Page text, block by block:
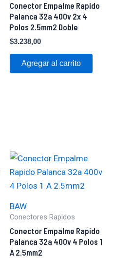
Conector Empalme Rapido
Palanca 32a 400v 2x 4
Polos 2.5mm2 Doble
$3.238,00
Agregar al carrito
BAW
Conectores Rapidos
Conector Empalme Rapido
Palanca 32a 400v 4 Polos 1
A 2.5mm2